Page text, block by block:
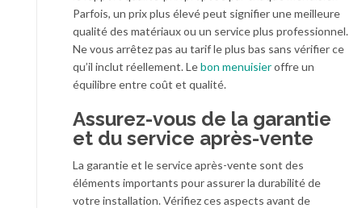
Parfois, un prix plus élevé peut signifier une meilleure
qualité des matériaux ou un service plus professionnel.
Ne vous arrêtez pas au tarif le plus bas sans vérifier ce
qu’il inclut réellement. Lebon menuisieroffre un
équilibre entre coût et qualité.
Assurez-vous de la garantie
et du service après-vente
La garantie et le service après-vente sont des
éléments importants pour assurer la durabilité de
votre installation. Vérifiez ces aspects avant de